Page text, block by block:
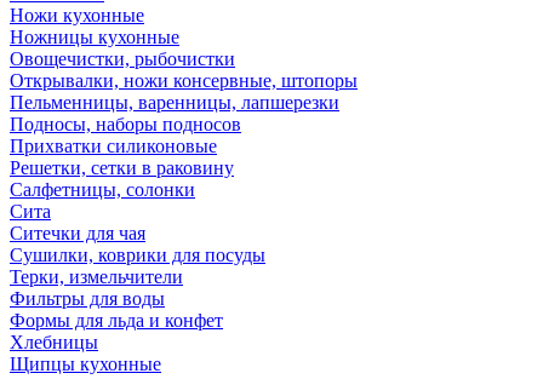
Ножи кухонные
Ножницы кухонные
Овощечистки, рыбочистки
Открывалки, ножи консервные, штопоры
Пельменницы, варенницы, лапшерезки
Подносы, наборы подносов
Прихватки силиконовые
Решетки, сетки в раковину
Салфетницы, солонки
Сита
Ситечки для чая
Сушилки, коврики для посуды
Терки, измельчители
Фильтры для воды
Формы для льда и конфет
Хлебницы
Щипцы кухонные